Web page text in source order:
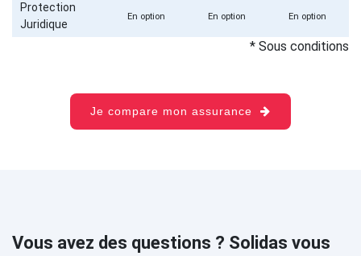
Protection
Juridique
En option En option En option
* Sous conditions
Je compare mon assurance
Vous avez des questions ? Solidas vous